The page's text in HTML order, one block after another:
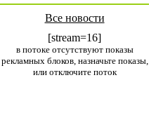
Все новости
[stream=16]
в потоке отсутствуют показы
рекламных блоков, назначьте показы,
или отключите поток